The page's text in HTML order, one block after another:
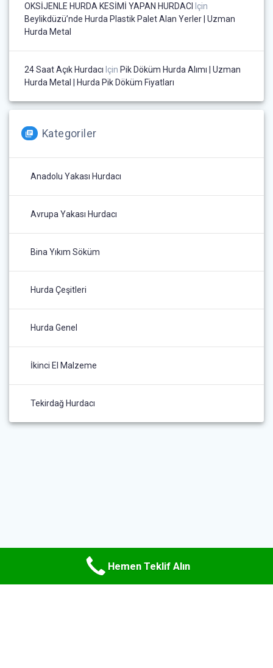
OKSİJENLE HURDA KESİMİ YAPAN HURDACI Için
Beylikdüzü’nde Hurda Plastik Palet Alan Yerler | Uzman
Hurda Metal
24 Saat Açık Hurdacı Için Pik Döküm Hurda Alımı | Uzman
Hurda Metal | Hurda Pik Döküm Fiyatları
Kategoriler
Anadolu Yakası Hurdacı
Avrupa Yakası Hurdacı
Bina Yıkım Söküm
Hurda Çeşitleri
Hurda Genel
İkinci El Malzeme
Tekirdağ Hurdacı
Hemen Teklif Alın